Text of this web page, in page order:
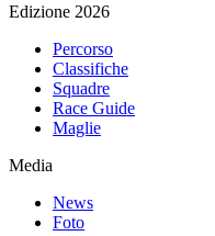
Edizione 2026
Percorso
Classifiche
Squadre
Race Guide
Maglie
Media
News
Foto